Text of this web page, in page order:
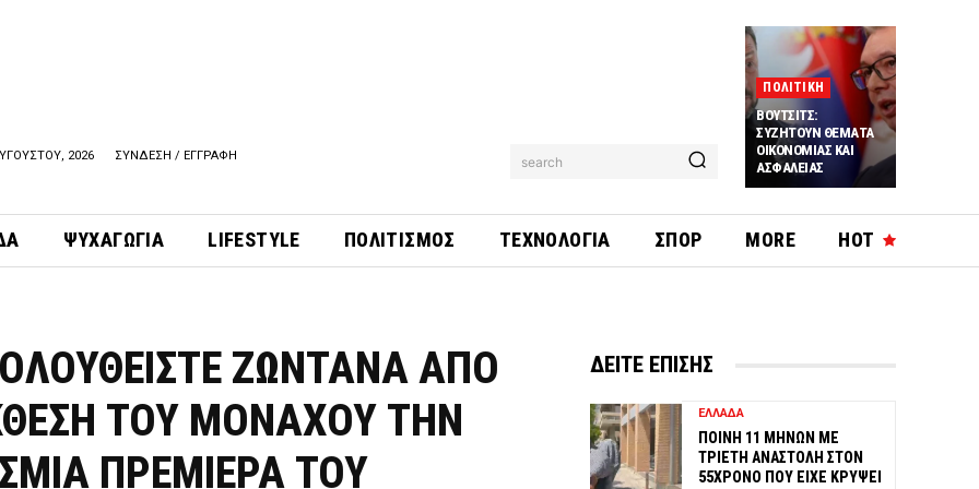
2026 ΣΥΝΔΕΣΗ / ΕΓΓΡΑΦΗ search
ΠΟΛΙΤΙΚΗ
ΒΟΥΤΣΙΤΣ:
ΣΥΖΗΤΟΥΝ ΘΕΜΑΤΑ
ΟΙΚΟΝΟΜΙΑΣ ΚΑΙ
ΑΣΦΑΛΕΙΑΣ
HOT
ΨΥΧΑΓΩΓΙΑ LIFESTYLE ΠΟΛΙΤΙΣΜΟΣ ΤΕΧΝΟΛΟΓΙΑ ΣΠΟΡ MORE
ΖΩΝΤΑΝΑ ΑΠΟ
ΤΟΥ ΜΟΝΑΧΟΥ ΤΗΝ
ΠΡΕΜΙΕΡΑ ΤΟΥ
ΔΕΙΤΕ ΕΠΙΣΗΣ
ΕΛΛΑΔΑ
ΠΟΙΝΗ 11 ΜΗΝΩΝ ΜΕ
ΤΡΙΕΤΗ ΑΝΑΣΤΟΛΗ ΣΤΟΝ
55ΧΡΟΝΟ ΠΟΥ ΕΙΧΕ ΚΡΥΨΕΙ